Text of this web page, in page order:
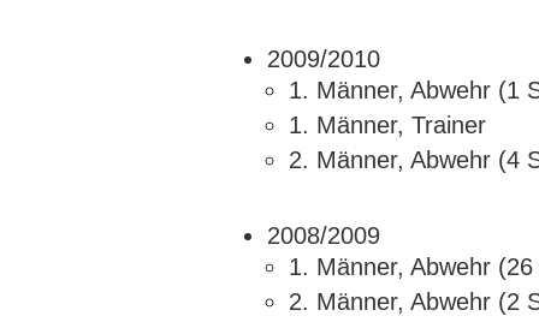
2009/2010
1. Männer, Abwehr (1
1. Männer, Trainer
2. Männer, Abwehr (4
2008/2009
1. Männer, Abwehr
2. Männer, Abwehr (2